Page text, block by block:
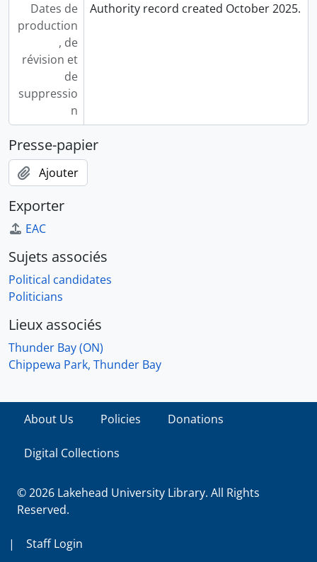
Dates de
production
, de
révision et
de
suppressio
n
Authority record created October 2025.
Presse-papier
Ajouter
Exporter
EAC
Sujets associés
Political candidates
Politicians
Lieux associés
Thunder Bay (ON)
Chippewa Park, Thunder Bay
About Us Policies Donations
Digital Collections
© 2026 Lakehead University Library. All Rights
Reserved.
| Staff Login